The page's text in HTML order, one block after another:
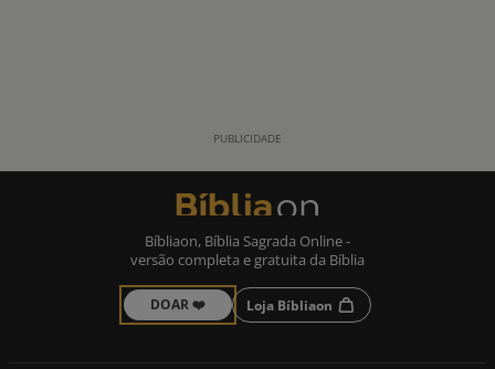
Bíbliaon, Bíblia Sagrada Online -
versão completa e gratuita da Bíblia
DOAR ❤️ Loja Bíbliaon